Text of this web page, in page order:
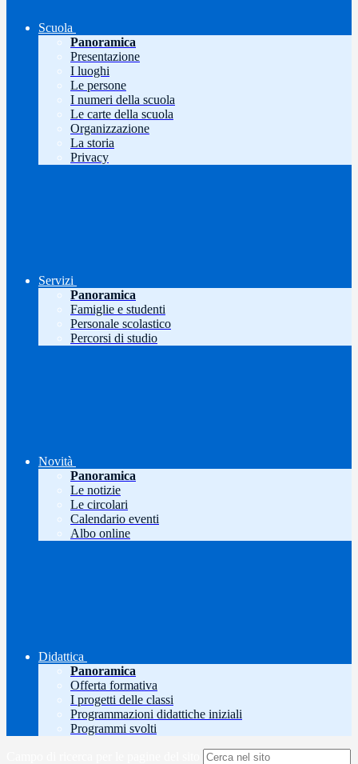
Scuola
Panoramica
Presentazione
I luoghi
Le persone
I numeri della scuola
Le carte della scuola
Organizzazione
La storia
Privacy
Servizi
Panoramica
Famiglie e studenti
Personale scolastico
Percorsi di studio
Novità
Panoramica
Le notizie
Le circolari
Calendario eventi
Albo online
Didattica
Panoramica
Offerta formativa
I progetti delle classi
Programmazioni didattiche iniziali
Programmi svolti